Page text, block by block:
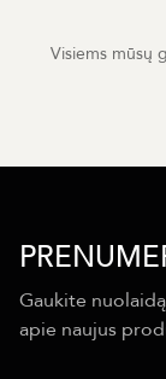
Visiems mūsų
Gaukite
apie naujus